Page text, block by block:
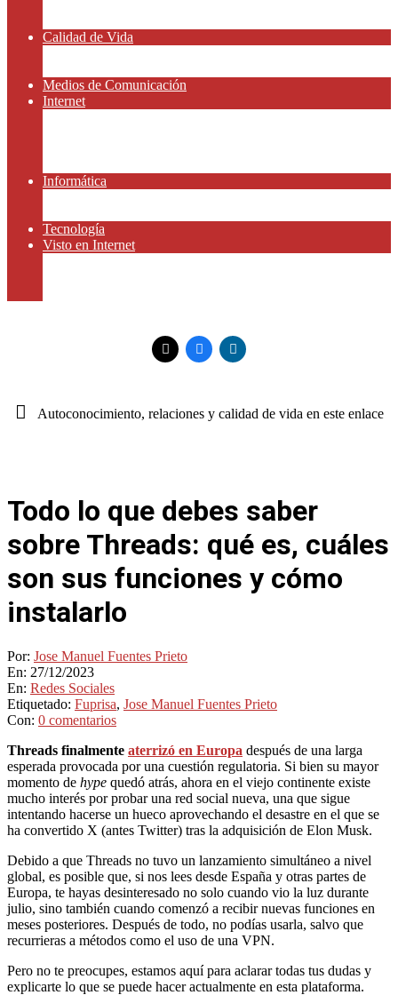
Calidad de Vida
Medios de Comunicación
Internet
Informática
Tecnología
Visto en Internet
Autoconocimiento, relaciones y calidad de vida en este enlace
Todo lo que debes saber
sobre Threads: qué es, cuáles
son sus funciones y cómo
instalarlo
Por: Jose Manuel Fuentes Prieto
En: 27/12/2023
En: Redes Sociales
Etiquetado: Fuprisa, Jose Manuel Fuentes Prieto
Con: 0 comentarios
Threads finalmente aterrizó en Europa después de una larga
esperada provocada por una cuestión regulatoria. Si bien su mayor
momento de hype quedó atrás, ahora en el viejo continente existe
mucho interés por probar una red social nueva, una que sigue
intentando hacerse un hueco aprovechando el desastre en el que se
ha convertido X (antes Twitter) tras la adquisición de Elon Musk.
Debido a que Threads no tuvo un lanzamiento simultáneo a nivel
global, es posible que, si nos lees desde España y otras partes de
Europa, te hayas desinteresado no solo cuando vio la luz durante
julio, sino también cuando comenzó a recibir nuevas funciones en
meses posteriores. Después de todo, no podías usarla, salvo que
recurrieras a métodos como el uso de una VPN.
Pero no te preocupes, estamos aquí para aclarar todas tus dudas y
explicarte lo que se puede hacer actualmente en esta plataforma.